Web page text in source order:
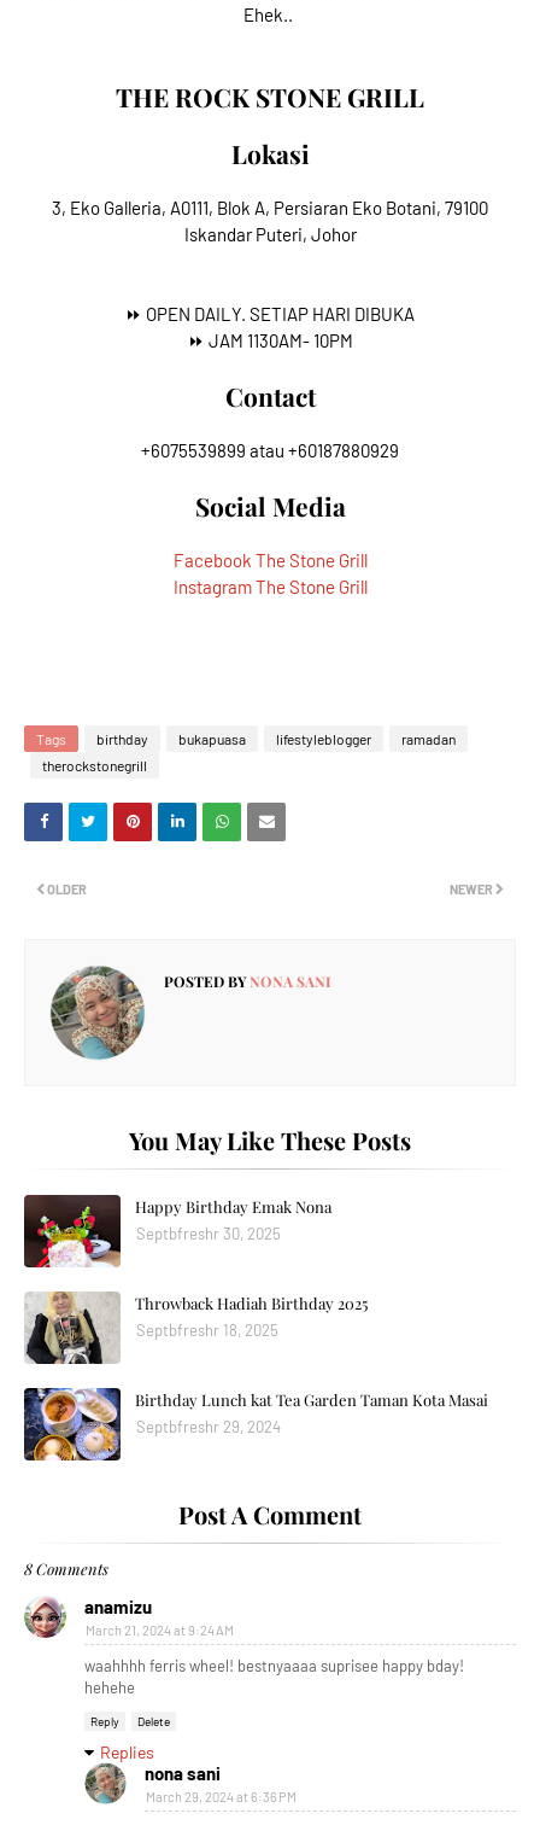
Ehek..
THE ROCK STONE GRILL
Lokasi
3, Eko Galleria, A0111, Blok A, Persiaran Eko Botani, 79100
Iskandar Puteri, Johor
⏩ OPEN DAILY. SETIAP HARI DIBUKA
⏩ JAM 1130AM- 10PM
Contact
+6075539899 atau +60187880929
Social Media
Facebook The Stone Grill
Instagram The Stone Grill
Tags birthday bukapuasa lifestyleblogger
ramadan
therockstonegrill
NEWER
OLDER
POSTED BYNONA SANI
You May Like These Posts
Happy Birthday Emak Nona
Septbfreshr 30, 2025
Throwback Hadiah Birthday 2025
Septbfreshr 18, 2025
Birthday Lunch kat Tea Garden Taman Kota Masai
Septbfreshr 29, 2024
Post A Comment
8 Comments
anamizu
March 21, 2024 at 9:24 AM
waahhhh ferris wheel! bestnyaaaa suprisee happy bday!
hehehe
Reply Delete
Replies
nona sani
March 29, 2024 at 6:36 PM